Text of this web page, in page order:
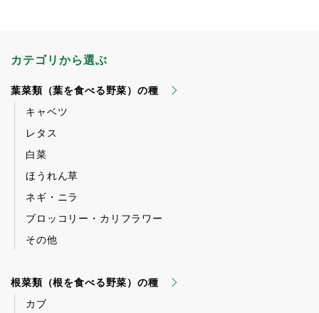
カテゴリから選ぶ
葉菜類（葉を食べる野菜）の種
キャベツ
レタス
白菜
ほうれん草
ネギ・ニラ
ブロッコリー・カリフラワー
その他
根菜類（根を食べる野菜）の種
カブ